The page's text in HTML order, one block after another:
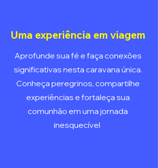
Uma experiência em viagem
Aprofunde sua fé e faça conexões
significativas nesta caravana única.
Conheça peregrinos, compartilhe
experiências e fortaleça sua
comunhão em uma jornada
inesquecível